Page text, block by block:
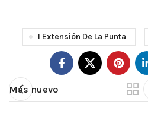
I Extensión De La Punta
Más nuevo